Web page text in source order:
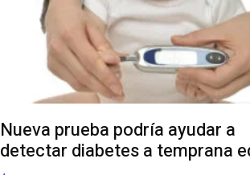
Nueva prueba podría ayudar a
detectar diabetes a temprana